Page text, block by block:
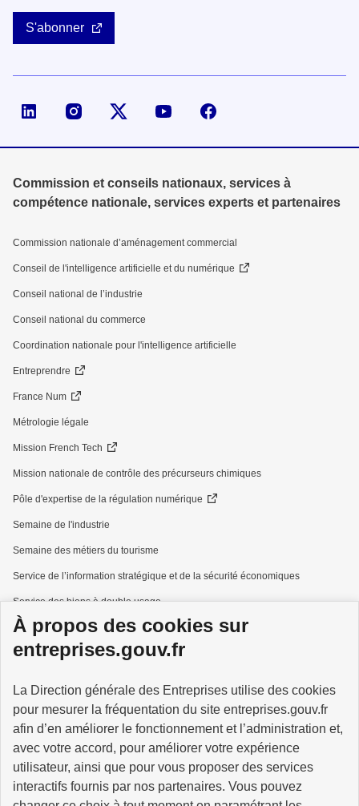
À propos des cookies sur
entreprises.gouv.fr
La Direction générale des Entreprises utilise des cookies
pour mesurer la fréquentation du site entreprises.gouv.fr
afin d’en améliorer le fonctionnement et l’administration et,
avec votre accord, pour améliorer votre expérience
utilisateur, ainsi que pour vous proposer des services
interactifs fournis par nos partenaires. Vous pouvez
S'abonner
Page LinkedIn de la DGECompte X (ex-Twitter) de la DGE
Commission et conseils nationaux, services à
compétence nationale, services experts et partenaires
Commission nationale d’aménagement commercial
Conseil de l'intelligence artificielle et du numérique
Conseil national de l’industrie
Conseil national du commerce
Coordination nationale pour l'intelligence artificielle
Entreprendre
France Num
Métrologie légale
Mission French Tech
Mission nationale de contrôle des précurseurs chimiques
Pôle d'expertise de la régulation numérique
Semaine de l'industrie
Semaine des métiers du tourisme
Service de l’information stratégique et de la sécurité économiques
Service des biens à double usage
Services à la personne
GOUVERNEMENT